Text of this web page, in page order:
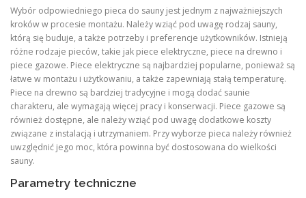
Wybór odpowiedniego pieca do sauny jest jednym z najważniejszych
kroków w procesie montażu. Należy wziąć pod uwagę rodzaj sauny,
którą się buduje, a także potrzeby i preferencje użytkowników. Istnieją
różne rodzaje pieców, takie jak piece elektryczne, piece na drewno i
piece gazowe. Piece elektryczne są najbardziej popularne, ponieważ są
łatwe w montażu i użytkowaniu, a także zapewniają stałą temperaturę.
Piece na drewno są bardziej tradycyjne i mogą dodać saunie
charakteru, ale wymagają więcej pracy i konserwacji. Piece gazowe są
również dostępne, ale należy wziąć pod uwagę dodatkowe koszty
związane z instalacją i utrzymaniem. Przy wyborze pieca należy również
uwzględnić jego moc, która powinna być dostosowana do wielkości
sauny.
Parametry techniczne